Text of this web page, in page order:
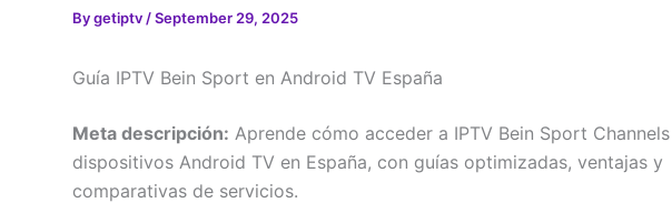
Bygetiptv /September 29, 2025
Guía IPTV Bein Sport en Android TV España
Meta descripción: Aprende cómo acceder a IPTV Bein Sport
dispositivos Android TV en España, con guías optimizadas, ventajas y
comparativas de servicios.